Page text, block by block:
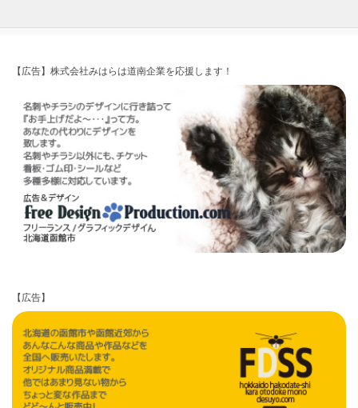
【広告】株式会社みはらは道南企業を応援します！
【広告】